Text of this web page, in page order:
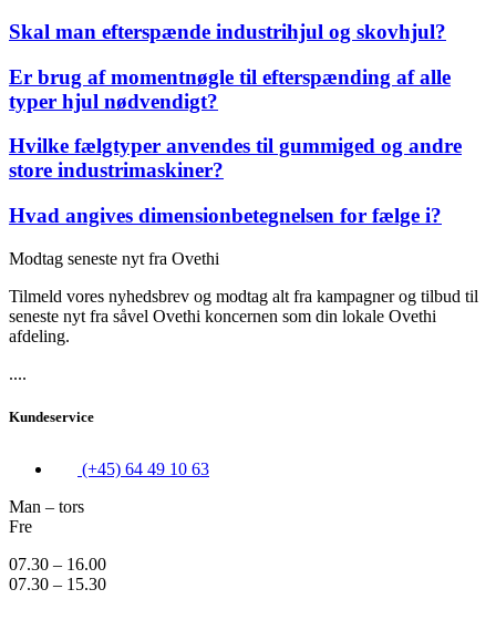
Skal man efterspænde industrihjul og skovhjul?
Er brug af momentnøgle til efterspænding af alle
typer hjul nødvendigt?
Hvilke fælgtyper anvendes til gummiged og andre
store industrimaskiner?
Hvad angives dimensionbetegnelsen for fælge i?
Modtag seneste nyt fra Ovethi
Tilmeld vores nyhedsbrev og modtag alt fra kampagner og tilbud til
seneste nyt fra såvel Ovethi koncernen som din lokale Ovethi
afdeling.
....
Kundeservice
(+45) 64 49 10 63
Man – tors
Fre
07.30 – 16.00
07.30 – 15.30